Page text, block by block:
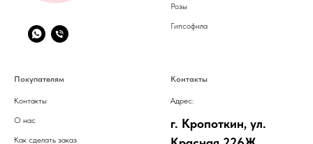
Розы
Гипсофила
Покупателям
Контакты
О нас
Как сделать заказ
Контакты
Адрес:
г. Кропоткин, ул.